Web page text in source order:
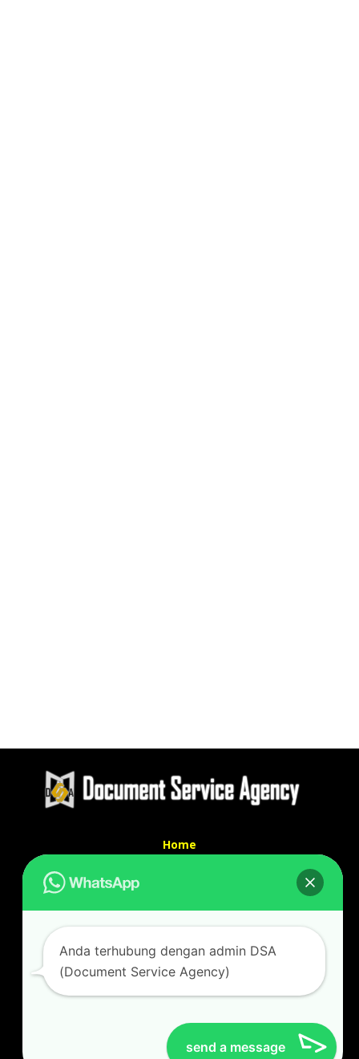
Home
Kontak kami
Alamat kantor :
Jl Swadaya Pam No 6 Rt 006 Rw 007 Jatinegara,
Cakung, Jakarta Timur 13930
087887631193 / 021 48671259
documentsserviceagency@gmail.com
send a message
Anda terhubung dengan admin DSA
(Document Service Agency)